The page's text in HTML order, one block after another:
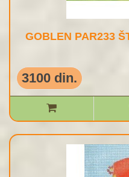
GOBLEN PAR233
3100 din.